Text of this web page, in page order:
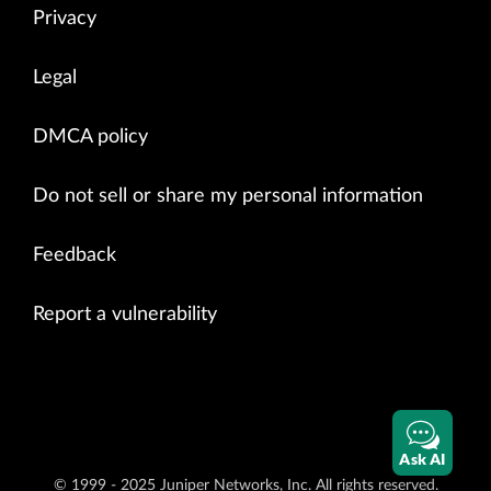
Privacy
Legal
DMCA policy
Do not sell or share my personal information
Feedback
Report a vulnerability
© 1999 - 2025 Juniper Networks, Inc. All rights reserved.
Ask AI